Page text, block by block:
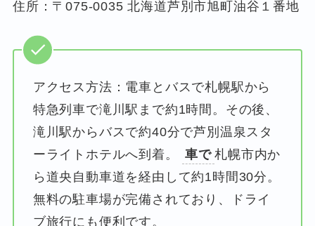
住所：〒075-0035 北海道芦別市旭町油谷１番地
アクセス方法：電車とバスで札幌駅から
特急列車で滝川駅まで約1時間。その後、
滝川駅からバスで約40分で芦別温泉スタ
ーライトホテルへ到着。
車で 札幌市内か
ら道央自動車道を経由して約1時間30分。
無料の駐車場が完備されており、ドライ
ブ旅行にも便利です。